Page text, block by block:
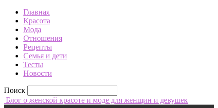
Главная
Красота
Мода
Отношения
Рецепты
Семья и дети
Тесты
Новости
Поиск
Блог о женской красоте и моде для женщин и девушек